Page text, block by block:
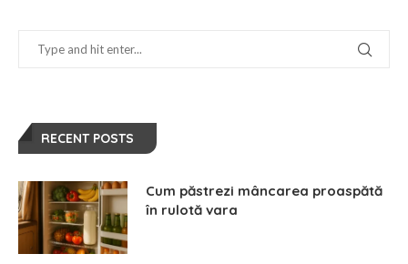
RECENT POSTS
Cum păstrezi mâncarea proaspătă
în rulotă vara